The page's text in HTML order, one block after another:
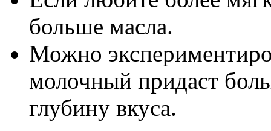
больше масла.
Можно
молочный придаст
глубину вкуса.